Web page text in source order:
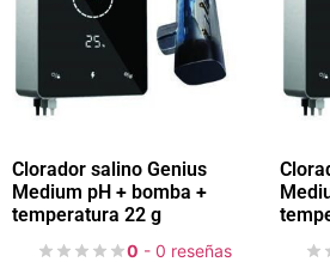
Clorador salino Genius
Medium pH + bomba +
temperatura 22 g
0 - 0 reseñas